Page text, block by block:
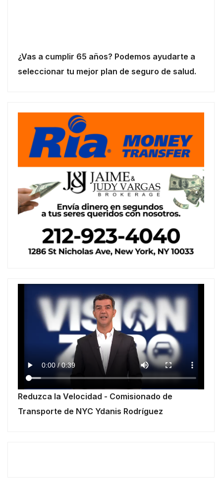
¿Vas a cumplir 65 años? Podemos ayudarte a
seleccionar tu mejor plan de seguro de salud.
Reduzca la Velocidad - Comisionado de
Transporte de NYC Ydanis Rodríguez